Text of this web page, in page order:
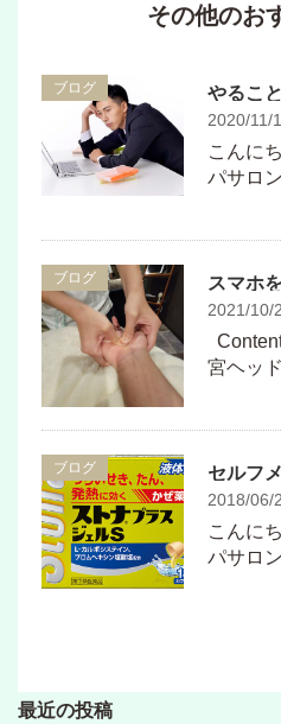
その他のお
ブログ
2020/11/
こんに
パサロ
ブログ
2021/10/
宮ヘッ
ブログ
2018/06/
こんに
パサロ
最近の投稿